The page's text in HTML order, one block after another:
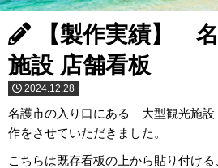
【製作実績】
施設 店舗看板
2024.12.28
名護市の入り口にある 大型観光施
作をさせていただきました。
こちらは既存看板の上から貼り付け